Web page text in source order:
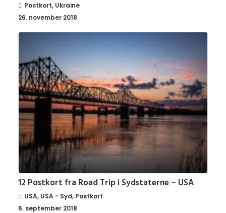
Postkort, Ukraine
26. november 2018
12 Postkort fra Road Trip i Sydstaterne – USA
USA, USA - Syd, Postkort
6. september 2018